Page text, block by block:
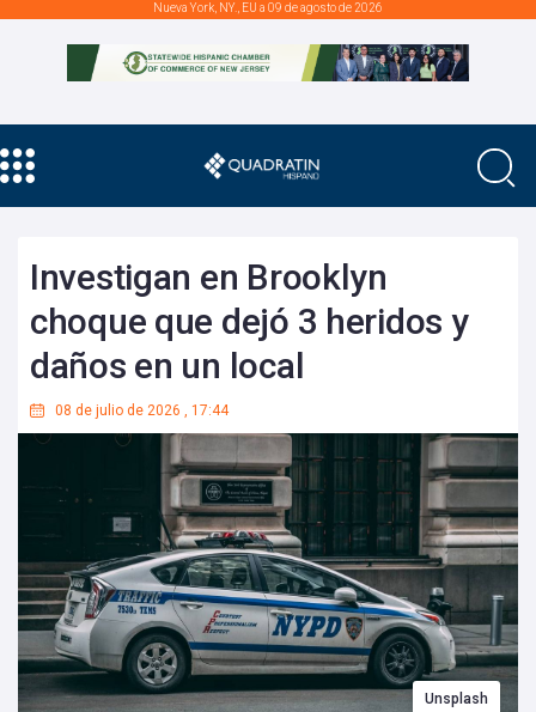
Nueva York, NY., EU a 09 de agosto de 2026
Investigan en Brooklyn
choque que dejó 3 heridos y
daños en un local
08 de julio de 2026 , 17:44
Unsplash